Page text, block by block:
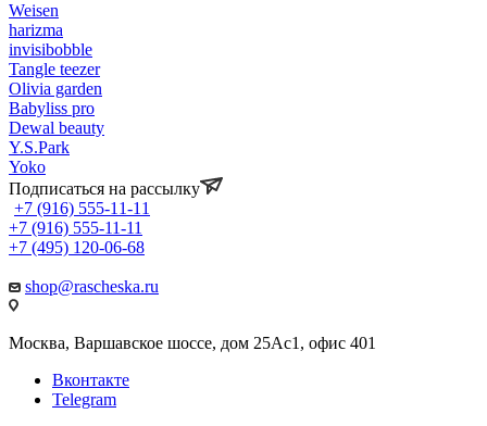
Weisen
harizma
invisibobble
Tangle teezer
Olivia garden
Babyliss pro
Dewal beauty
Y.S.Park
Yoko
Подписаться на рассылку
+7 (916) 555-11-11
+7 (916) 555-11-11
+7 (495) 120-06-68
shop@rascheska.ru
Москва, Варшавское шоссе, дом 25Аc1, офис 401
Вконтакте
Telegram